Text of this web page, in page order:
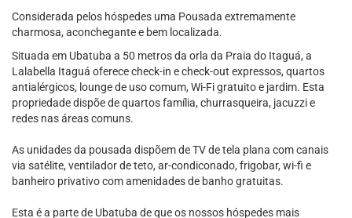
Considerada pelos hóspedes uma Pousada extremamente
charmosa, aconchegante e bem localizada.
Situada em Ubatuba a 50 metros da orla da Praia do Itaguá, a
Lalabella Itaguá oferece check-in e check-out expressos, quartos
antialérgicos, lounge de uso comum, Wi-Fi gratuito e jardim. Esta
propriedade dispõe de quartos família, churrasqueira, jacuzzi e
redes nas áreas comuns.
As unidades da pousada dispõem de TV de tela plana com canais
via satélite, ventilador de teto, ar-condiconado, frigobar, wi-fi e
banheiro privativo com amenidades de banho gratuitas.
Esta é a parte de Ubatuba de que os nossos hóspedes mais